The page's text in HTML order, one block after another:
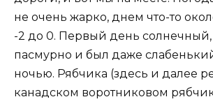
не очень жарко, днем что-то
-2 до 0. Первый день солнечный,
пасмурно и был даже
ночью. Рябчика (здесь и далее
канадском воротниковом